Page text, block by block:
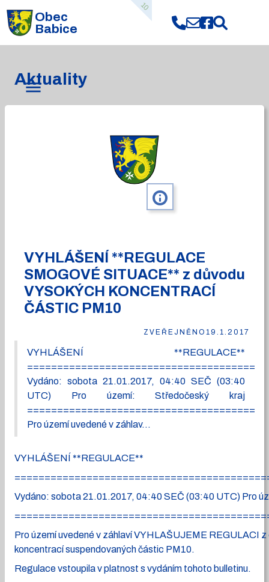
Obec
Babice
10
Aktuality
info
VYHLÁŠENÍ **REGULACE
SMOGOVÉ SITUACE** z důvodu
VYSOKÝCH KONCENTRACÍ
ČÁSTIC PM10
ZVEŘEJNĚNO 19.1.2017
VYHLÁŠENÍ **REGULACE**
Vydáno: sobota 21.01.2017, 04:40 SEČ (03:40
UTC) Pro území: Středočeský kraj
Pro území uvedené v záhlav...
VYHLÁŠENÍ **REGULACE**
Vydáno: sobota 21.01.2017, 04:40 SEČ (03:40 UTC) Pro
Pro území uvedené v záhlaví VYHLAŠUJEME REGULACI
koncentrací suspendovaných částic PM10.
Regulace vstoupila v platnost s vydáním tohoto bulletinu.